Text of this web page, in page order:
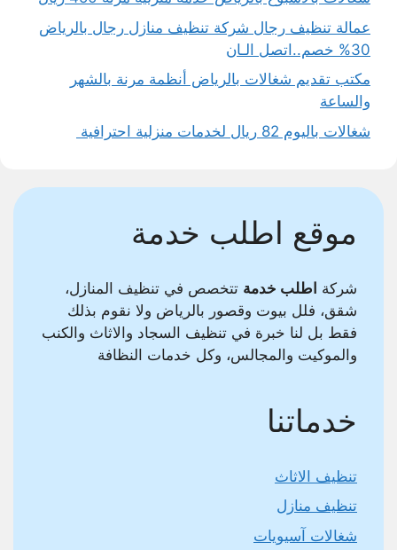
عمالة تنظيف رجال شركة تنظيف منازل رجال بالرياض
30% خصم..اتصل الـان
مكتب تقديم شغالات بالرياض أنظمة مرنة بالشهر
والساعة
شغالات باليوم 82 ريال لخدمات منزلية احترافية
موقع اطلب خدمة
شركة اطلب خدمة تتخصص في تنظيف المنازل،
شقق، فلل بيوت وقصور بالرياض ولا نقوم بذلك
فقط بل لنا خبرة في تنظيف السجاد والاثاث والكنب
والموكيت والمجالس، وكل خدمات النظافة
خدماتنا
تنظيف الاثاث
تنظيف منازل
شغالات آسيويات